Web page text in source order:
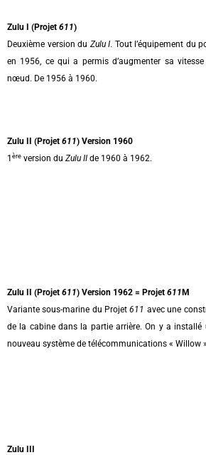
Zulu I (Projet 611)
Deuxième version du Zulu I. Tout l’équipement du
en 1956, ce qui a permis d’augmenter sa
nœud. De 1956 à 1960.
Zulu II (Projet 611) Version 1960
1 ère version du Zulu II de 1960 à 1962.
Zulu II (Projet 611) Version 1962 = Projet 611 M
Variante sous-marine du Projet611 avec une
de la cabine dans la partie arrière. On y a
nouveau système de télécommunications « Willow
Zulu III